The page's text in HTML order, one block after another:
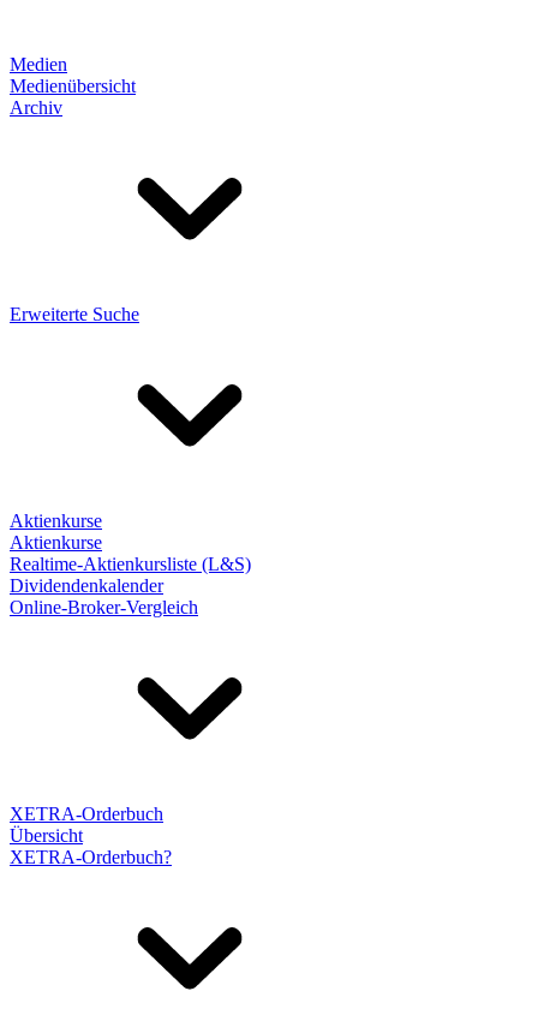
Medien
Medienübersicht
Archiv
Erweiterte Suche
Aktienkurse
Aktienkurse
Realtime-Aktienkursliste (L&S)
Dividendenkalender
Online-Broker-Vergleich
XETRA-Orderbuch
Übersicht
XETRA-Orderbuch?